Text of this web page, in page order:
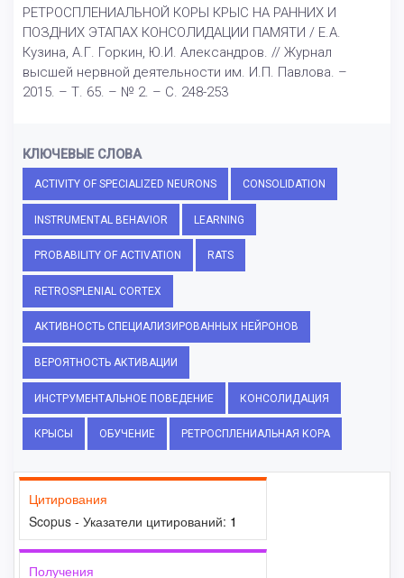
РЕТРОСПЛЕНИАЛЬНОЙ КОРЫ КРЫС НА РАННИХ И
ПОЗДНИХ ЭТАПАХ КОНСОЛИДАЦИИ ПАМЯТИ / Е.А.
Кузина, А.Г. Горкин, Ю.И. Александров. // Журнал
высшей нервной деятельности им. И.П. Павлова. –
2015. – Т. 65. – № 2. – С. 248-253
КЛЮЧЕВЫЕ СЛОВА
ACTIVITY OF SPECIALIZED NEURONS CONSOLIDATION
INSTRUMENTAL BEHAVIOR LEARNING
PROBABILITY OF ACTIVATION RATS
RETROSPLENIAL CORTEX
АКТИВНОСТЬ СПЕЦИАЛИЗИРОВАННЫХ НЕЙРОНОВ
ВЕРОЯТНОСТЬ АКТИВАЦИИ
ИНСТРУМЕНТАЛЬНОЕ ПОВЕДЕНИЕ КОНСОЛИДАЦИЯ
КРЫСЫ ОБУЧЕНИЕ РЕТРОСПЛЕНИАЛЬНАЯ КОРА
Цитирования
Scopus - Указатели цитирований: 1
Получения